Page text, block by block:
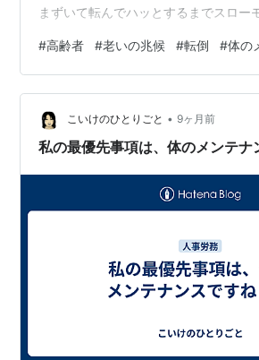
まずいて転んでハッとするまでスロー
でだって、小さな段差に引っかかって
ことは何回もありますが、「おっとっ
直して転倒はまぬがれていました。な
直すどころか、スーッと前に落ちてい
さ～。ちょっと凹んでしまいました。
#高齢者 #老いの兆候 #転倒 #体の
こいけのひとりごと • 9ヶ月前
私の最優先事項は、体のメンテナ